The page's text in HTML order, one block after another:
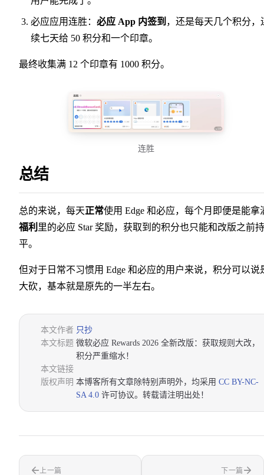
必应应用连胜： 必应 App 内签到 ，还是每天几个积分，
续七天给 50 积分和一个印章。
最终收集满 12 个印章有 1000 积分。
连胜
总结
总的来说，每天正常使用 Edge 和必应，每个月即便是能拿
福利 里的必应 Star 奖励，获取到的积分也只能和改版之前持
平。
但对于日常不习惯用 Edge 和必应的用户来说，积分可以说
大砍，基本就是原先的一半左右。
本文作者 只抄
本文标题 微软必应 Rewards 2026 全新改版：获取规则大改，
积分严重缩水！
本文链接
版权声明 本博客所有文章除特别声明外，均采用 CC BY-NC-
SA 4.0 许可协议。转载请注明出处！
上一篇 下一篇